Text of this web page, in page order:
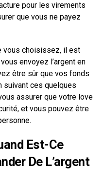
pour les virements
que vous ne payez
vous choisissez, il est
envoyez l’argent en
être sûr que vos fonds
suivant ces quelques
assurer que votre love
et vous pouvez être
Est-Ce
De L’argent